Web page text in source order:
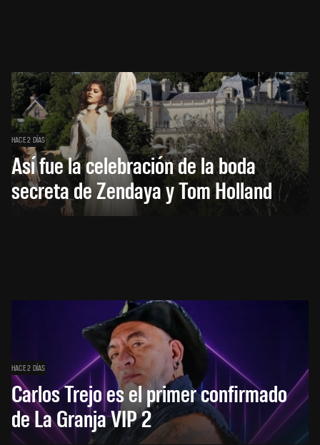
HACE 2 DÍAS
Así fue la celebración de la boda
secreta de Zendaya y Tom Holland
HACE 2 DÍAS
Carlos Trejo es el primer confirmado
de La Granja VIP 2